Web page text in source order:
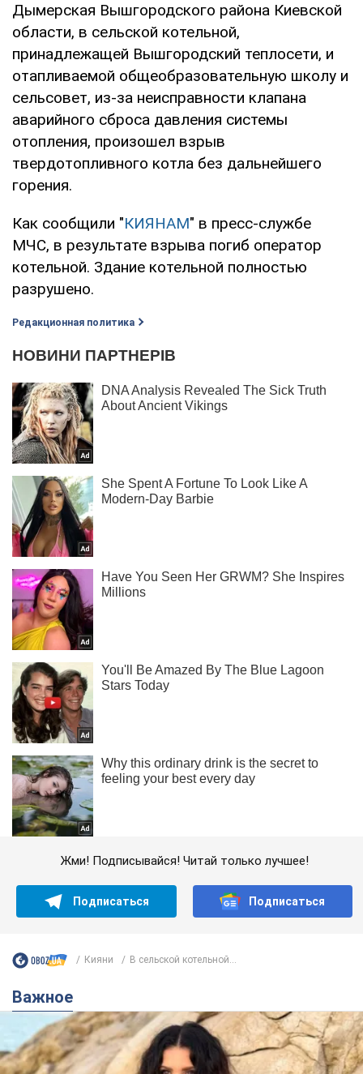
Дымерская Вышгородского района Киевской
области, в сельской котельной,
принадлежащей Вышгородский теплосети, и
отапливаемой общеобразовательную школу и
сельсовет, из-за неисправности клапана
аварийного сброса давления системы
отопления, произошел взрыв
твердотопливного котла без дальнейшего
горения.
Как сообщили "КИЯНАМ" в пресс-службе
МЧС, в результате взрыва погиб оператор
котельной. Здание котельной полностью
разрушено.
Редакционная политика
Жми! Подписывайся! Читай только лучшее!
Подписаться Подписаться
Кияни В сельской котельной...
Важное